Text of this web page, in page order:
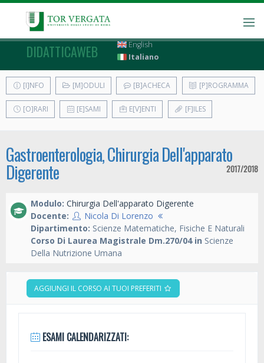
DIDATTICAWEB
English
Italiano
[I]NFO [M]ODULI [B]ACHECA [P]ROGRAMMA
[O]RARI [E]SAMI E[V]ENTI [F]ILES
Gastroenterologia, Chirurgia Dell'apparato
Digerente 2017/2018
Modulo: Chirurgia Dell'apparato Digerente
Docente:
Nicola Di Lorenzo
Dipartimento: Scienze Matematiche, Fisiche E Naturali
Corso Di Laurea Magistrale Dm.270/04 in Scienze
Della Nutrizione Umana
AGGIUNGI IL CORSO AI TUOI PREFERITI
ESAMI CALENDARIZZATI: